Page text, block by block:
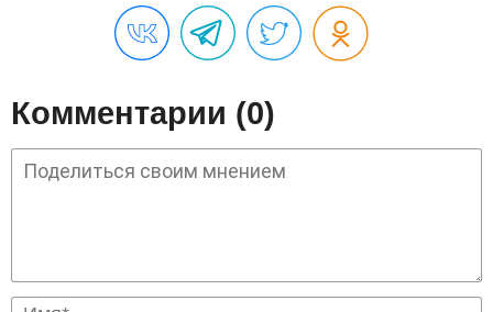
Комментарии (0)